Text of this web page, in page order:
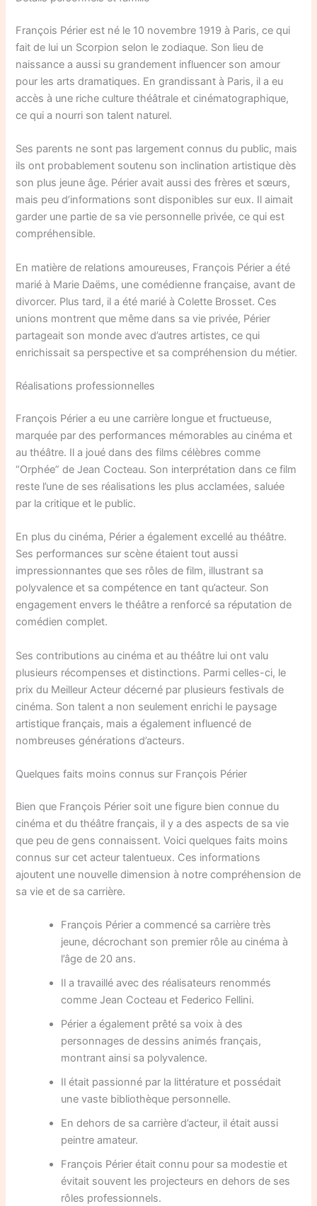
François Périer est né le 10 novembre 1919 à Paris, ce qui
fait de lui un Scorpion selon le zodiaque. Son lieu de
naissance a aussi su grandement influencer son amour
pour les arts dramatiques. En grandissant à Paris, il a eu
accès à une riche culture théâtrale et cinématographique,
ce qui a nourri son talent naturel.
Ses parents ne sont pas largement connus du public, mais
ils ont probablement soutenu son inclination artistique dès
son plus jeune âge. Périer avait aussi des frères et sœurs,
mais peu d’informations sont disponibles sur eux. Il aimait
garder une partie de sa vie personnelle privée, ce qui est
compréhensible.
En matière de relations amoureuses, François Périer a été
marié à Marie Daëms, une comédienne française, avant de
divorcer. Plus tard, il a été marié à Colette Brosset. Ces
unions montrent que même dans sa vie privée, Périer
partageait son monde avec d’autres artistes, ce qui
enrichissait sa perspective et sa compréhension du métier.
Réalisations professionnelles
François Périer a eu une carrière longue et fructueuse,
marquée par des performances mémorables au cinéma et
au théâtre. Il a joué dans des films célèbres comme
“Orphée” de Jean Cocteau. Son interprétation dans ce film
reste l’une de ses réalisations les plus acclamées, saluée
par la critique et le public.
En plus du cinéma, Périer a également excellé au théâtre.
Ses performances sur scène étaient tout aussi
impressionnantes que ses rôles de film, illustrant sa
polyvalence et sa compétence en tant qu’acteur. Son
engagement envers le théâtre a renforcé sa réputation de
comédien complet.
Ses contributions au cinéma et au théâtre lui ont valu
plusieurs récompenses et distinctions. Parmi celles-ci, le
prix du Meilleur Acteur décerné par plusieurs festivals de
cinéma. Son talent a non seulement enrichi le paysage
artistique français, mais a également influencé de
nombreuses générations d’acteurs.
Quelques faits moins connus sur François Périer
Bien que François Périer soit une figure bien connue du
cinéma et du théâtre français, il y a des aspects de sa vie
que peu de gens connaissent. Voici quelques faits moins
connus sur cet acteur talentueux. Ces informations
ajoutent une nouvelle dimension à notre compréhension de
sa vie et de sa carrière.
François Périer a commencé sa carrière très
jeune, décrochant son premier rôle au cinéma à
l’âge de 20 ans.
Il a travaillé avec des réalisateurs renommés
comme Jean Cocteau et Federico Fellini.
Périer a également prêté sa voix à des
personnages de dessins animés français,
montrant ainsi sa polyvalence.
Il était passionné par la littérature et possédait
une vaste bibliothèque personnelle.
En dehors de sa carrière d’acteur, il était aussi
peintre amateur.
François Périer était connu pour sa modestie et
évitait souvent les projecteurs en dehors de ses
rôles professionnels.